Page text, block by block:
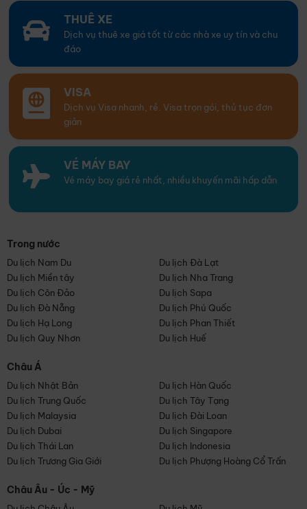
THUÊ XE
Dịch vụ thuê xe giá tốt từ các nhà xe uy tín và chu
đáo
VISA
Dịch vụ Visa nhanh, rẻ. Visa trọn gói, thủ tục đơn
giản
VÉ MÁY BAY
Vé máy bay giá rẻ nhất, nhiều khuyến mãi hấp dẫn
Trong nước
Du lịch Nam Du
Du lịch Đà Lạt
Du lịch Miền tây
Du lịch Nha Trang
Du lịch Côn Đảo
Du lịch Sapa
Du lịch Đà Nẵng
Du lịch Phú Quốc
Du lịch Hạ Long
Du lịch Phan Thiết
Du lịch Quy Nhơn
Du lịch Huế
Châu Á
Du lịch Nhật Bản
Du lịch Hàn Quốc
Du lịch Trung Quốc
Du lịch Tây Tạng
Du lịch Malaysia
Du lịch Đài Loan
Du lịch Dubai
Du lịch Singapore
Du lịch Thái Lan
Du lịch Indonesia
Du lịch Trương Gia Giới
Du lịch Phượng Hoàng Cổ Trấn
Châu Âu - Úc - Mỹ